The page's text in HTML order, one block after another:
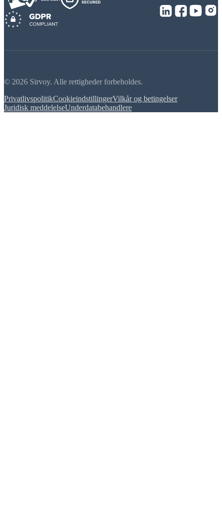
© 2026 Sirvoy. Alle rettigheder forbeholdes.
PrivatlivspolitikCookieindstillingerVilkår og betingelser
Juridisk meddelelseUnderdatabehandlere